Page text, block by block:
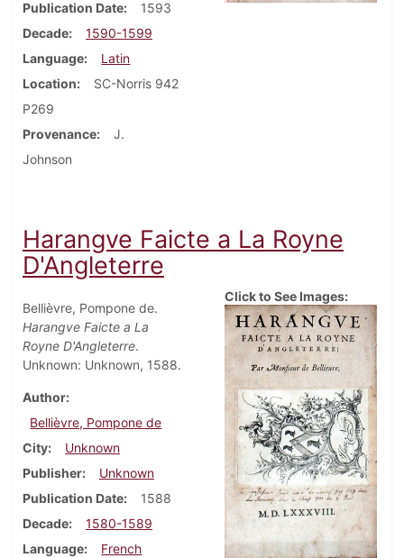
Publication Date
1593
Decade
1590-1599
Language
Latin
Location
SC-Norris 942
P269
Provenance
J.
Johnson
Harangve Faicte a La Royne
D'Angleterre
Bellièvre, Pompone de.
Harangve Faicte a La
Royne D'Angleterre.
Unknown: Unknown, 1588.
Author
Bellièvre, Pompone de
City
Unknown
Publisher
Unknown
Publication Date
1588
Decade
1580-1589
Language
French
Click to See Images: